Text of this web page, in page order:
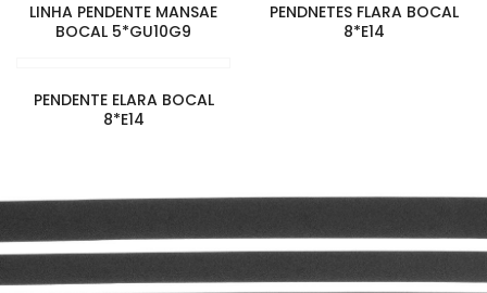
LINHA PENDENTE MANSAE
BOCAL 5*GU10G9
PENDNETES FLARA BOCAL
8*E14
PENDENTE ELARA BOCAL
8*E14